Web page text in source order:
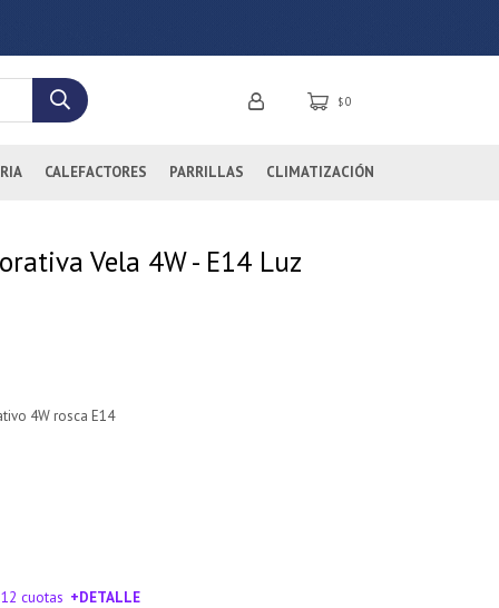
CALEFACTORES PARRILLAS CLIMATIZACIÓN
$0
Vela 4W - E14 Luz
4W rosca E14
cuotas +DETALLE